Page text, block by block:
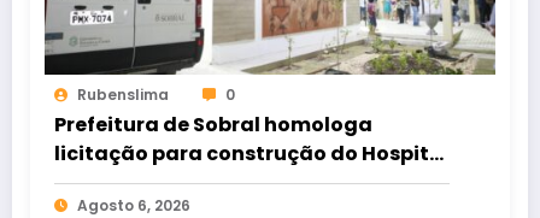
Rubenslima 0
Prefeitura de Sobral homologa
licitação para construção do Hospital
de Taperuaba
Agosto 6, 2026